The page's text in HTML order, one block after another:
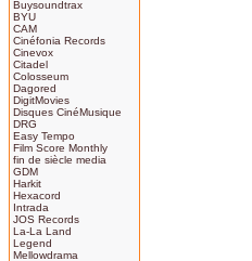
Buysoundtrax
BYU
CAM
Cinéfonia Records
Cinevox
Citadel
Colosseum
Dagored
DigitMovies
Disques CinéMusique
DRG
Easy Tempo
Film Score Monthly
fin de siècle media
GDM
Harkit
Hexacord
Intrada
JOS Records
La-La Land
Legend
Mellowdrama